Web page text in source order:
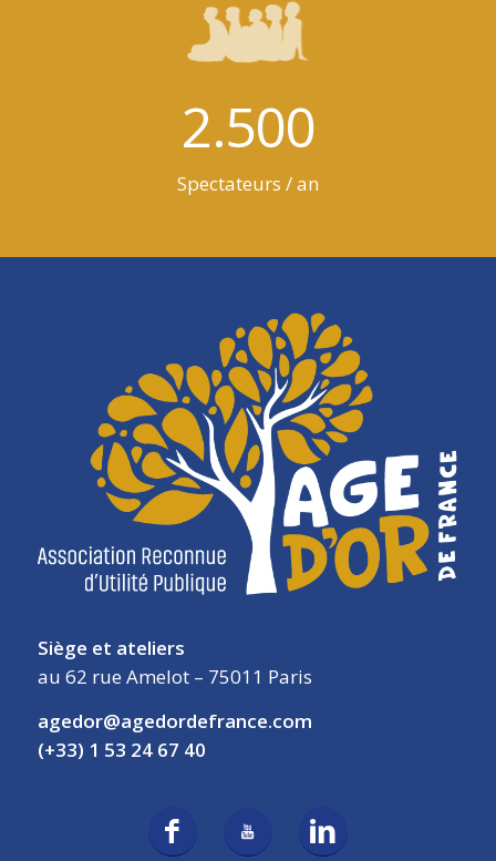
2.500
Spectateurs / an
Siège et ateliers
au 62 rue Amelot – 75011 Paris
agedor@agedordefrance.com
(+33) 1 53 24 67 40